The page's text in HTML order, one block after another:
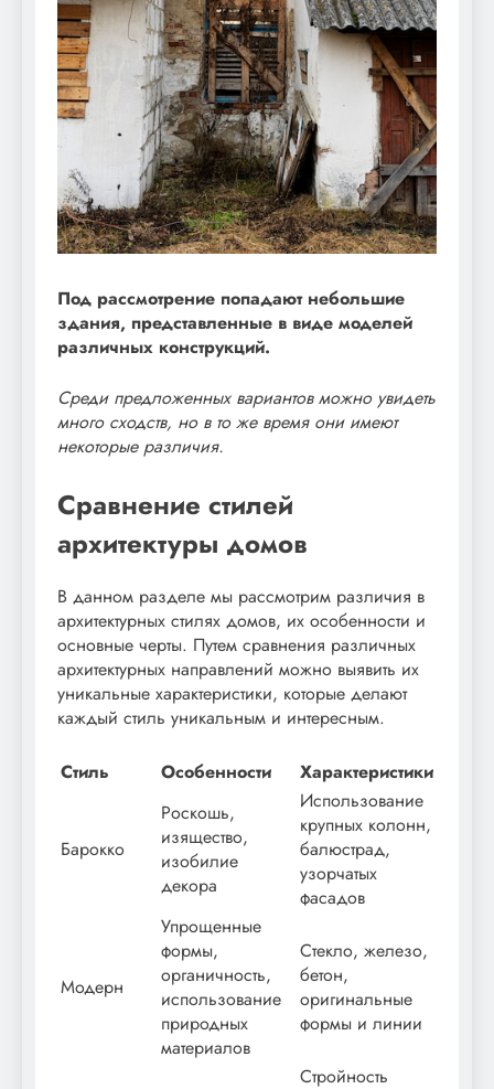
Под рассмотрение попадают небольшие
здания, представленные в виде моделей
различных конструкций.
Среди предложенных вариантов можно увидеть
много сходств, но в то же время они имеют
некоторые различия.
Сравнение стилей
архитектуры домов
В данном разделе мы рассмотрим различия в
архитектурных стилях домов, их особенности и
основные черты. Путем сравнения различных
архитектурных направлений можно выявить их
уникальные характеристики, которые делают
каждый стиль уникальным и интересным.
Стиль Особенности Характеристики
Барокко
Роскошь,
изящество,
изобилие
декора
Использование
крупных колонн,
балюстрад,
узорчатых
фасадов
Модерн
Упрощенные
формы,
органичность,
использование
природных
материалов
Стекло, железо,
бетон,
оригинальные
формы и линии
Стройность